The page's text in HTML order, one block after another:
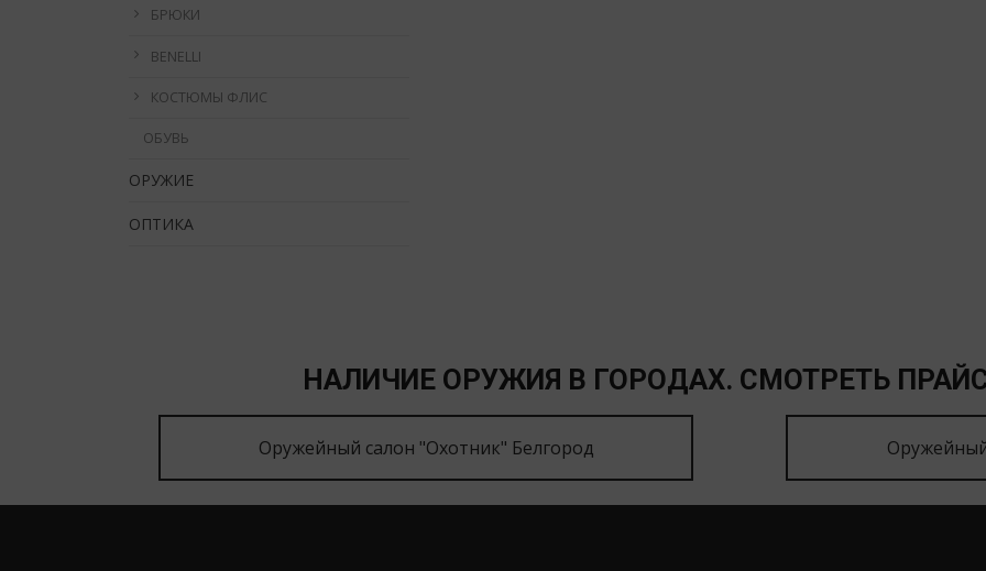
БРЮКИ
BENELLI
КОСТЮМЫ ФЛИС
ОБУВЬ
ОРУЖИЕ
ОПТИКА
НАЛИЧИЕ ОРУЖИЯ В ГОРОДАХ. СМОТРЕТЬ
Оружейный салон "Охотник" Белгород